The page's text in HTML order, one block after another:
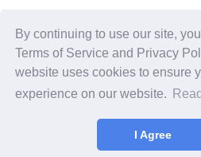
By continuing to use our site,
Terms of Service and Privacy
website uses cookies to ensure
experience on our website.
I Agree
OCKorea365.com 오씨코리아365는 본 웹 사
통해 배포되거나, 본 웹 사이트에 포함되어 있는
세스되는 정보, 내용 또는 광고(총칭하여 "자료")
증도 하지 않을 뿐만 아니라 서비스상의, 또는 서
안의 결과로서 디스플레이, 구매 또는 취득하게
의 품질에 대해서도 보증을 하지 않습니다. 귀하
본 웹사이트를 방문하신 귀하의 책임임을 인정
자료를 "있는 그대로" 제공하며, 서비스 또는 기
목적에의 적합성에 대한 보증을 포함하되 이에
인 보증을 명시적으로 부인합니다. 어떠한 경
및 제품과 관련하여 직접, 간접, 부수적, 징벌적,